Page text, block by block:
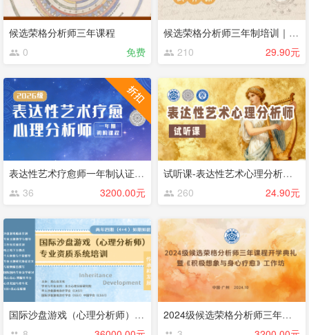
候选荣格分析师三年课程
0
免费
候选荣格分析师三年制培训｜官方体验课
210
29.90元
表达性艺术疗愈师一年制认证训练课程（网络）
36
3200.00元
试听课-表达性艺术心理分析师系统认证课程
260
24.90元
国际沙盘游戏（心理分析师）专业资质系统培训
2024级候选荣格分析师三年课程开学典礼 暨《积极想象与身心疗愈》工作坊主题讲座